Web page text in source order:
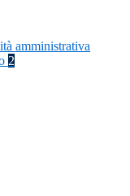
amministrativa
2